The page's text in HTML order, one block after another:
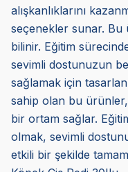
alışkanlıklarını
seçenekler sunar. Bu
bilinir. Eğitim
sevimli dostunuzun
sağlamak için
sahip olan bu
bir ortam sağlar.
olmak, sevimli
etkili bir şekilde